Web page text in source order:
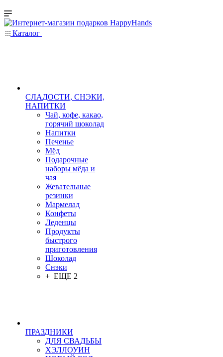
Каталог
СЛАДОСТИ, СНЭКИ,
НАПИТКИ
Чай, кофе, какао,
горячий шоколад
Напитки
Печенье
Мёд
Подарочные
наборы мёда и
чая
Жевательные
резинки
Мармелад
Конфеты
Леденцы
Продукты
быстрого
приготовления
Шоколад
Снэки
+ ЕЩЕ 2
ПРАЗДНИКИ
ДЛЯ СВАДЬБЫ
ХЭЛЛОУИН